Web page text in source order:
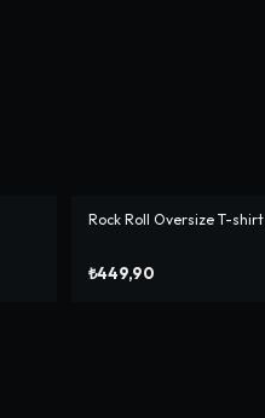
Rock Roll Oversize T-shirt
₺449,90